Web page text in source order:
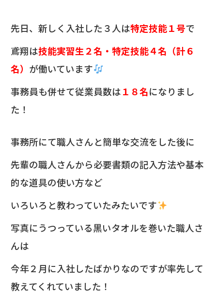
o
o
k
先日、新しく入社した３人は特定技能１号で
鳶翔は技能実習生２名・特定技能４名（計６
名） が働いています
事務員も併せて従業員数は１８名になりまし
た！
事務所にて職人さんと簡単な交流をした後に
先輩の職人さんから必要書類の記入方法や基本
的な道具の使い方など
いろいろと教わっていたみたいです
写真にうつっている黒いタオルを巻いた職人さ
んは
今年２月に入社したばかりなのですが率先して
教えてくれていました！